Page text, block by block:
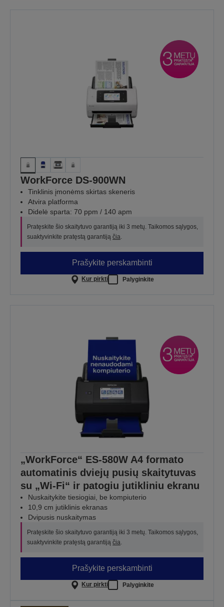
WorkForce DS-900WN
Tinklinis įmonėms skirtas skeneris
Atvira platforma
Didelė sparta: 70 ppm / 140 apm
Pratęskite šio skaitytuvo garantiją iki 3 metų. Taikomos sąlygos,
suaktyvinkite pratęstą garantiją čia
Prašykite perskambinti
Kur pirkti Palyginkite
„WorkForce“ ES-580W A4 formato
automatinis dviejų pusių skaitytuvas
su „Wi-Fi“ ir patogiu jutikliniu ekranu
Nuskaitykite tiesiogiai, be kompiuterio
10,9 cm jutiklinis ekranas
Dvipusis nuskaitymas
Pratęskite šio skaitytuvo garantiją iki 3 metų. Taikomos sąlygos,
suaktyvinkite pratęstą garantiją čia.
Prašykite perskambinti
Kur pirkti Palyginkite